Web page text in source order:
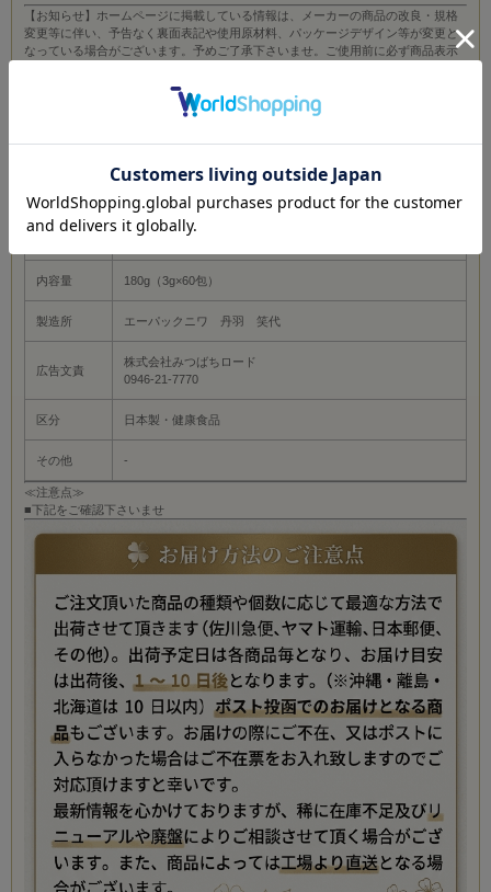
【お知らせ】ホームページに掲載している情報は、メーカーの商品の改良・規格
変更等に伴い、予告なく裏面表記や使用原材料、パッケージデザイン等が変更と
なっている場合がございます。予めご了承下さいませ。ご使用前に必ず商品表示
は各商品の表示をご参照下さい。蜂蜜または蜂蜜含有食品は1歳未満の乳児には与
えないでください。ローヤルゼリー・プロポリス含有食品につきましては、喘息
及び食品アレルギーの心配のある方はご注意下さい。）／【商品概要】普段、丹
水・お湯・お茶などと一緒にお召し上がり下さい。一度に目安量をお召し上がり
原材料
杜仲茶(中国)、小麦、大豆、米糠、ハト麦、小麦胚芽、こ?ま
内容量 180g（3g×60包）
製造所 エーパックニワ 丹羽 笑代
広告文責
株式会社みつばちロード
0946-21-7770
区分 日本製・健康食品
その他 -
≪注意点≫
■下記をご確認下さいませ